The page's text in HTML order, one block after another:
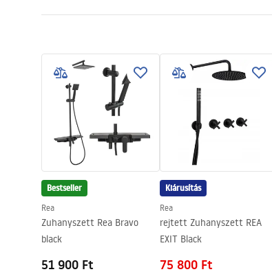
Üvegvastagság
6
A zuhanyajtó magassága
Profil anyaga
Tartó anyaga
Easy Clean bevonat
Profilok kivitele
Tömítékkészlet a csomagban
Igen
Zuhanytálca nélkül is felszerelhető
Garancia
Bestseller
Rea
Zuhanyszett Rea Bravo
black
51 900 Ft
Kiárusítás
Rea
rejtett Zuhanyszett REA
EXIT Black
75 800 Ft